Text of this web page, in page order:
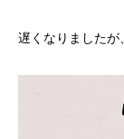
遅くなりましたが